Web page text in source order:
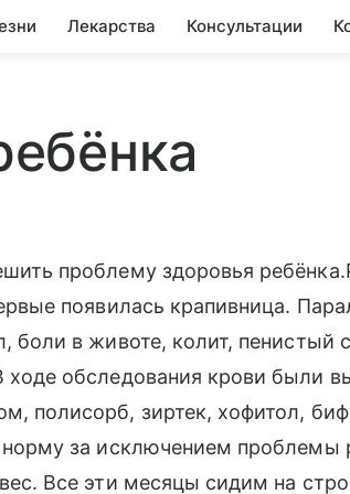
Лекарства Консультации
проблему здоровья
появилась крапивница.
в животе, колит, пенистый
обследования крови были
полисорб, зиртек, хофитол,
за исключением проблемы
Все эти месяцы сидим на